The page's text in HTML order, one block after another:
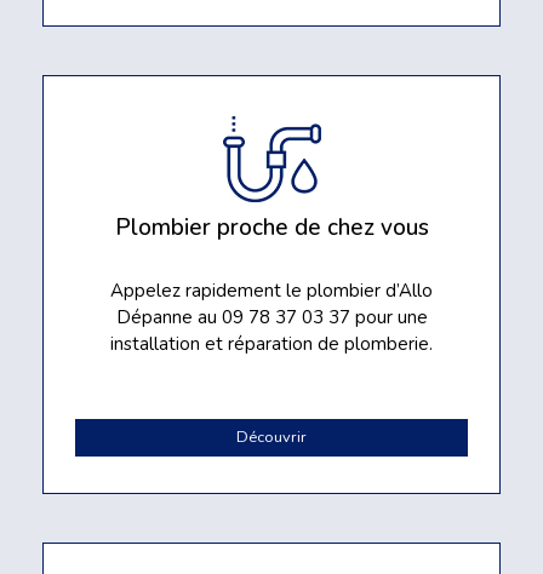
Plombier proche de chez vous
Appelez rapidement le plombier d’Allo
Dépanne au 09 78 37 03 37 pour une
installation et réparation de plomberie.
Découvrir